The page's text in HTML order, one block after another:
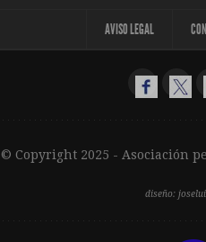
AVISO LEGAL
© Copyright 2025 - Asociación
diseño: